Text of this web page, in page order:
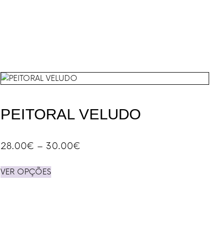
PEITORAL VELUDO
28.00€ – 30.00€
VER OPÇÕES